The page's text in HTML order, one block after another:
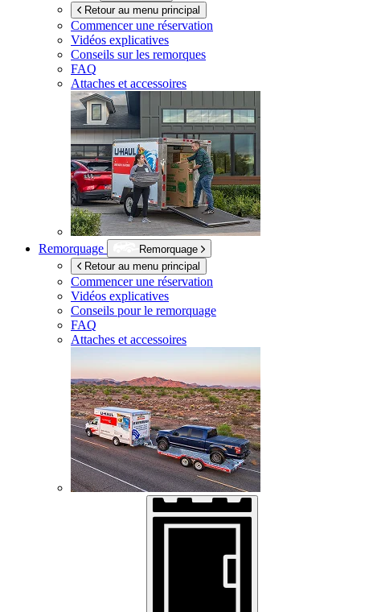
Retour au menu principal
Commencer une réservation
Vidéos explicatives
Conseils sur les remorques
FAQ
Attaches et accessoires
Remorquage
Remorquage
Retour au menu principal
Commencer une réservation
Vidéos explicatives
Conseils pour le remorquage
FAQ
Attaches et accessoires